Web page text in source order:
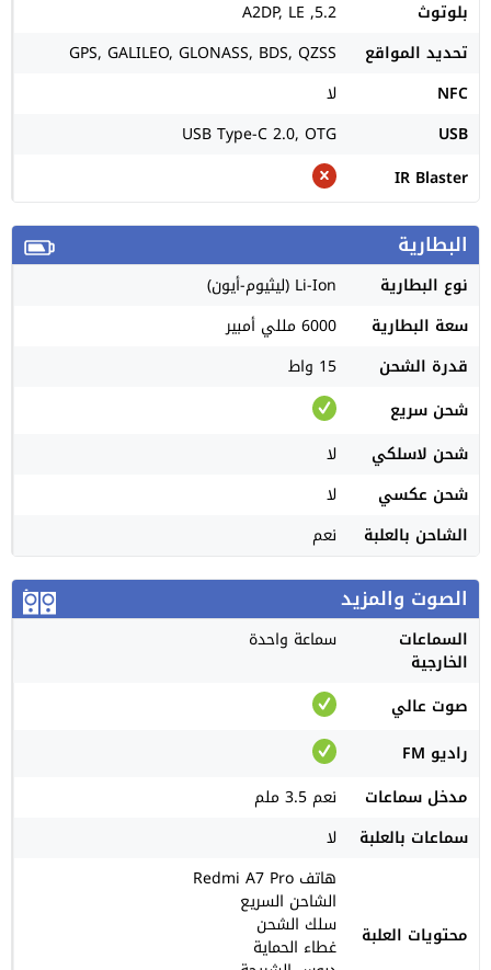
بلوتوث
5.2, A2DP, LE
تحديد المواقع
GPS, GALILEO, GLONASS, BDS, QZSS
NFC
لا
USB
USB Type-C 2.0, OTG
IR Blaster
البطارية
نوع البطارية
Li-Ion (ليثيوم-أيون)
سعة البطارية
6000 مللي أمبير
قدرة الشحن
15 واط
شحن سريع
شحن لاسلكي
لا
شحن عكسي
لا
الشاحن بالعلبة
نعم
الصوت والمزيد
السماعات
الخارجية
سماعة واحدة
صوت عالي
راديو FM
مدخل سماعات
نعم 3.5 ملم
سماعات بالعلبة
لا
محتويات العلبة
هاتف Redmi A7 Pro
الشاحن السريع
سلك الشحن
غطاء الحماية